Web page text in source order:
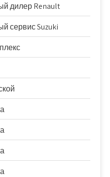
дилер Renault
сервис Suzuki